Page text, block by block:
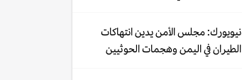
نيويورك: مجلس الأمن يدين انتهاكات
الطيران في اليمن وهجمات الحوثيين